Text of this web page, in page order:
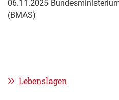
06.11.2025
(BMAS)
Lebenslagen